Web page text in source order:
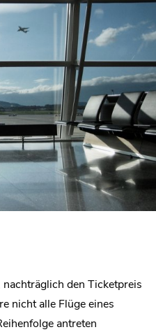
den Ticketpreis
nicht alle Flüge eines
antreten